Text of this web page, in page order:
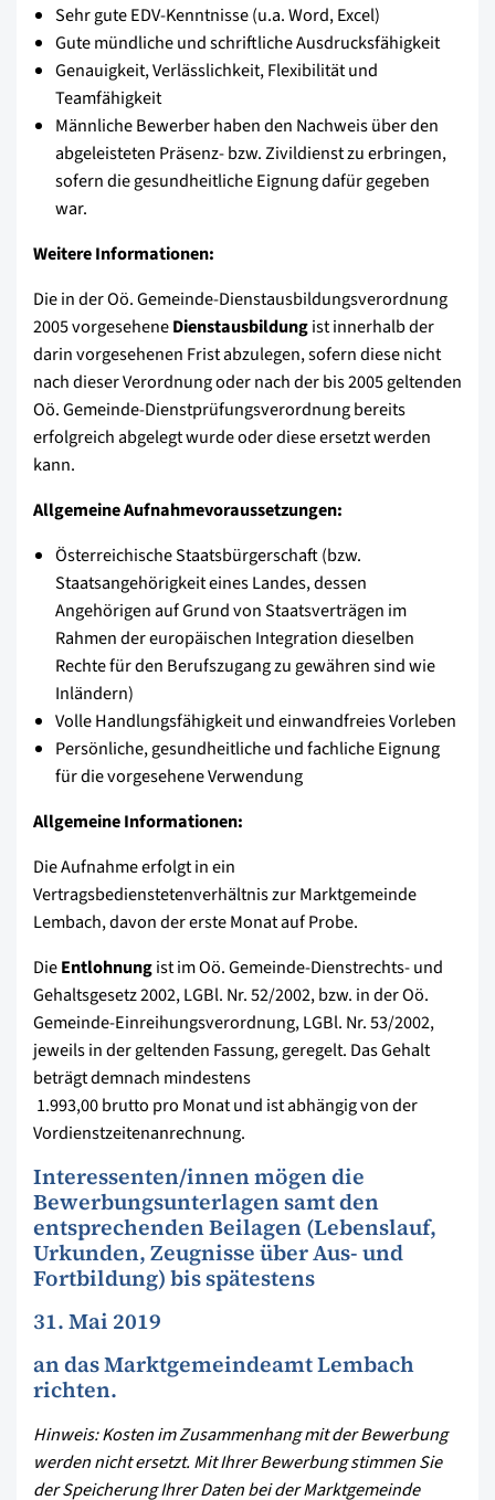
Sehr gute EDV-Kenntnisse (u.a. Word, Excel)
Gute mündliche und schriftliche Ausdrucksfähigkeit
Genauigkeit, Verlässlichkeit, Flexibilität und
Teamfähigkeit
Männliche Bewerber haben den Nachweis über den
abgeleisteten Präsenz- bzw. Zivildienst zu erbringen,
sofern die gesundheitliche Eignung dafür gegeben
war.
Weitere Informationen:
Die in der Oö. Gemeinde-Dienstausbildungsverordnung
2005 vorgeseheneDienstausbildungist innerhalb der
darin vorgesehenen Frist abzulegen, sofern diese nicht
nach dieser Verordnung oder nach der bis 2005 geltenden
Oö. Gemeinde-Dienstprüfungsverordnung bereits
erfolgreich abgelegt wurde oder diese ersetzt werden
kann.
Allgemeine Aufnahmevoraussetzungen:
Österreichische Staatsbürgerschaft (bzw.
Staatsangehörigkeit eines Landes, dessen
Angehörigen auf Grund von Staatsverträgen im
Rahmen der europäischen Integration dieselben
Rechte für den Berufszugang zu gewähren sind wie
Inländern)
Volle Handlungsfähigkeit und einwandfreies Vorleben
Persönliche, gesundheitliche und fachliche Eignung
für die vorgesehene Verwendung
Allgemeine Informationen:
Die Aufnahme erfolgt in ein
Vertragsbedienstetenverhältnis zur Marktgemeinde
Lembach, davon der erste Monat auf Probe.
DieEntlohnungist im Oö. Gemeinde-Dienstrechts- und
Gehaltsgesetz 2002, LGBl. Nr. 52/2002, bzw. in der Oö.
Gemeinde-Einreihungsverordnung, LGBl. Nr. 53/2002,
jeweils in der geltenden Fassung, geregelt. Das Gehalt
beträgt demnach mindestens
 1.993,00 brutto pro Monat und ist abhängig von der
Vordienstzeitenanrechnung.
Interessenten/innen mögen die
Bewerbungsunterlagen samt den
entsprechenden Beilagen (Lebenslauf,
Urkunden, Zeugnisse über Aus- und
Fortbildung) bis spätestens
31. Mai 2019
an das Marktgemeindeamt Lembach
richten.
Hinweis: Kosten im Zusammenhang mit der Bewerbung
werden nicht ersetzt. Mit Ihrer Bewerbung stimmen Sie
der Speicherung Ihrer Daten bei der Marktgemeinde